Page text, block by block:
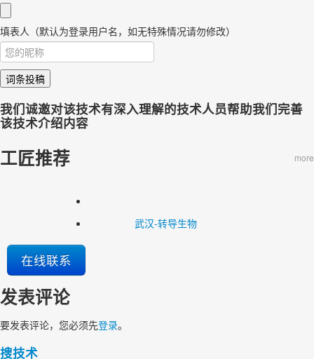
填表人（默认为登录用户名，如无特殊情况请勿修改）
词条投稿
我们诚邀对该技术有深入理解的技术人员帮助我们完善
该技术介绍内容
工匠推荐 more
武汉-转导生物
在线联系
发表评论
要发表评论，您必须先登录。
搜技术